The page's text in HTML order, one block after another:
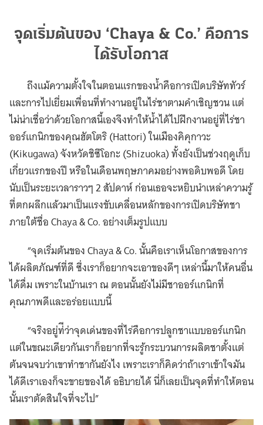
จุดเริ่มต้นของ ‘Chaya & Co.’ คือการ
ได้รับโอกาส
ถึงแม้ความตั้งใจในตอนแรกของน้ำคือการเปิดบริษัททัวร์
และการไปเยี่ยมเพื่อนที่ทำงานอยู่ในไร่ชาตามคำเชิญชวน แต่
ไม่น่าเชื่อว่าด้วยโอกาสนี้เองจึงทำให้น้ำได้ไปฝึกงานอยู่ที่ไร่ชา
ออร์แกนิกของคุณฮัตโตริ (Hattori) ในเมืองคิคุกาวะ
(Kikugawa) จังหวัดชิซึโอกะ (Shizuoka) ทั้งยังเป็นช่วงฤดูเก็บ
เกี่ยวแรกของปี หรือในเดือนพฤษภาคมอย่างพอดิบพอดี โดย
นับเป็นระยะเวลาราวๆ 2 สัปดาห์ ก่อนเธอจะหยิบนำเหล่าความรู้
ที่ตกผลึกแล้วมาเป็นแรงขับเคลื่อนหลักของการเปิดบริษัทชา
ภายใต้ชื่อ Chaya & Co. อย่างเต็มรูปแบบ
“จุดเริ่มต้นของ Chaya & Co. นั้นคือเราเห็นโอกาสของการ
ได้ผลิตภัณฑ์ที่ดี ซึ่งเราก็อยากจะเอาของดีๆ เหล่านี้มาให้คนอื่น
ได้ดื่ม เพราะในบ้านเรา ณ ตอนนั้นยังไม่มีชาออร์แกนิกที่
คุณภาพดีและอร่อยแบบนี้
“จริงอยู่ท่ีว่าจุดเด่นของที่ไร่คือการปลูกชาแบบออร์แกนิก
แต่ในขณะเดียวกันเราก็อยากที่จะรู้กระบวนการผลิตชาตั้งแต่
ต้นจนจบว่าเขาทำชากันยังไง เพราะเราก็คิดว่าถ้าเราเข้าใจมัน
ได้ดีเราเองก็จะขายของได้ อธิบายได้ นี่ก็เลยเป็นจุดที่ทำให้ตอน
นั้นเราตัดสินใจที่จะไป”